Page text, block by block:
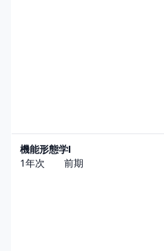
機能形態学Ⅰ
1年次 前期